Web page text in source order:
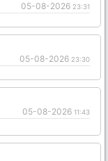
05-08-2026 23:31
05-08-2026 23:30
05-08-2026 11:43